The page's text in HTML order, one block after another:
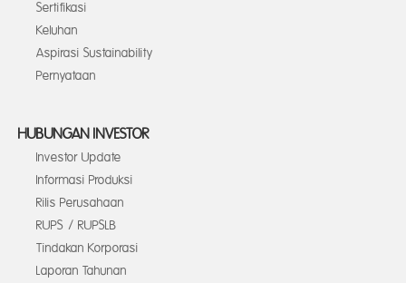
Sertifikasi
Keluhan
Aspirasi Sustainability
Pernyataan
HUBUNGAN INVESTOR
Investor Update
Informasi Produksi
Rilis Perusahaan
RUPS / RUPSLB
Tindakan Korporasi
Laporan Tahunan